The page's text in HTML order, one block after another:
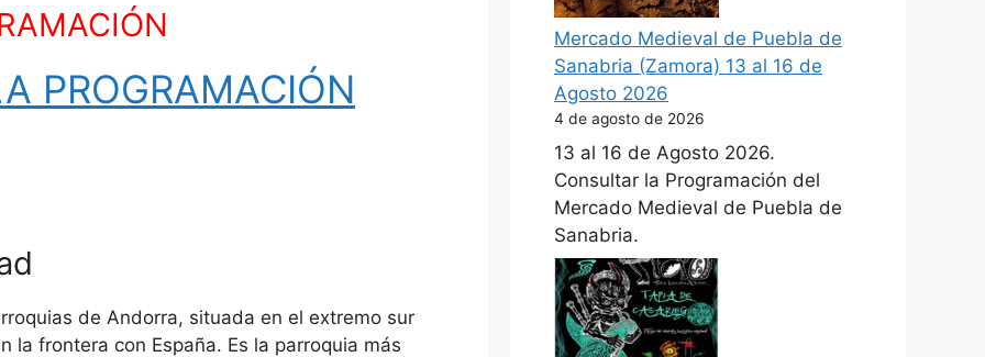
PROGRAMACIÓN
de Andorra, situada en el extremo sur
frontera con España. Es la parroquia más
Mercado Medieval de Puebla de
Sanabria (Zamora) 13 al 16 de
Agosto 2026
4 de agosto de 2026
13 al 16 de Agosto 2026.
Consultar la Programación del
Mercado Medieval de Puebla de
Sanabria.